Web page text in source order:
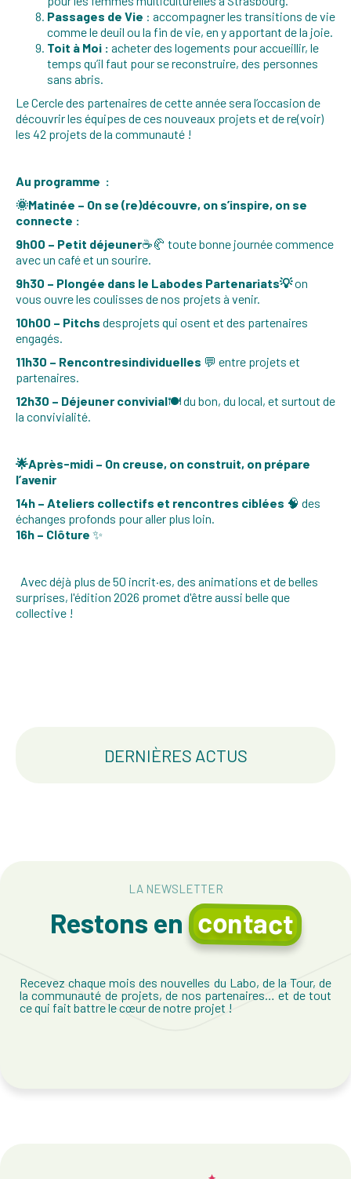
DERNIÈRES ACTUS
Passages de Vie : accompagner les transitions de vie
comme le deuil ou la fin de vie, en y apportant de la joie.
Toit à Moi : acheter des logements pour accueillir, le
temps qu’il faut pour se reconstruire, des personnes
sans abris.
Le Cercle des partenaires de cette année sera l’occasion de
découvrir les équipes de ces nouveaux projets et de re(voir)
les 42 projets de la communauté !
Au programme :
🌞Matinée – On se (re)découvre, on s’inspire, on se
connecte :
9h00 – Petit déjeuner☕🥐 toute bonne journée commence
avec un café et un sourire.
9h30 – Plongée dans le Labodes Partenariats💡on
vous ouvre les coulisses de nos projets à venir.
10h00 – Pitchs desprojets qui osent et des partenaires
engagés.
11h30 – Rencontresindividuelles 💬 entre projets et
partenaires.
12h30 – Déjeuner convivial🍽️ du bon, du local, et surtout de
la convivialité.
🌟Après-midi – On creuse, on construit, on prépare
l’avenir
14h – Ateliers collectifs et rencontres ciblées 🧠 des
échanges profonds pour aller plus loin.
16h – Clôture ✨
Avec déjà plus de 50 incrit·es, des animations et de belles
surprises, l'édition 2026 promet d'être aussi belle que
collective !
LA NEWSLETTER
Restons en contact
Recevez chaque mois des nouvelles du Labo, de la Tour, de
la communauté de projets, de nos partenaires… et de tout
ce qui fait battre le cœur de notre projet !